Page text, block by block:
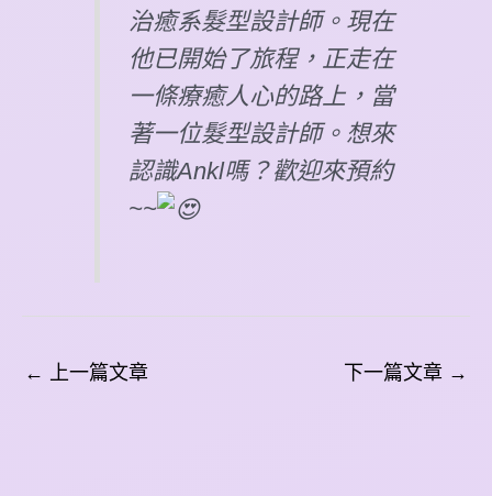
治癒系髮型設計師。現在
他已開始了旅程，正走在
一條療癒人心的路上，當
著一位髮型設計師。想來
認識Ankl嗎？歡迎來預約
~~
← 上一篇文章 下一篇文章 →